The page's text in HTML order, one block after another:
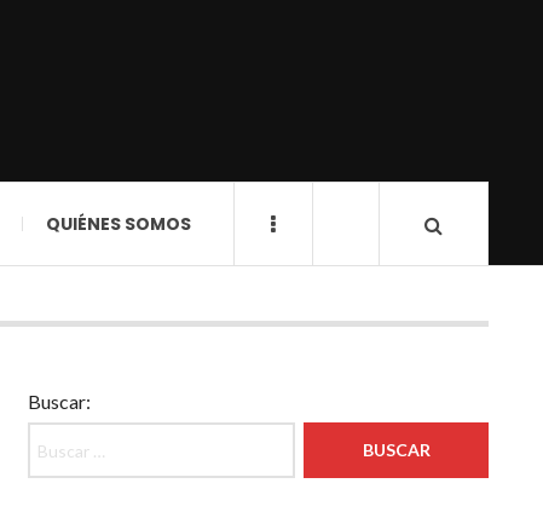
QUIÉNES SOMOS
Buscar: